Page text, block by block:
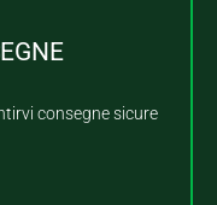
consegne sicure